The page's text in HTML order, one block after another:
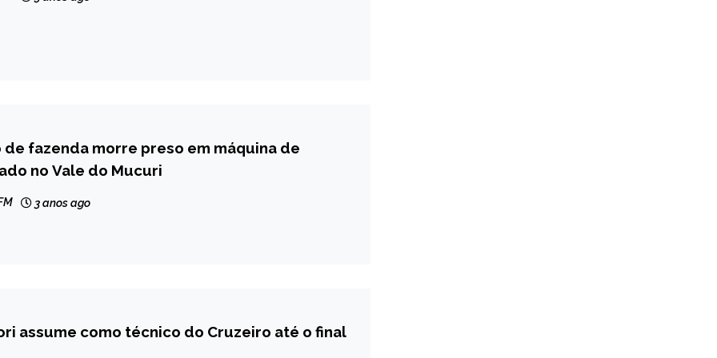
de fazenda morre preso em máquina de
no Vale do Mucuri
3 anos ago
assume como técnico do Cruzeiro até o final